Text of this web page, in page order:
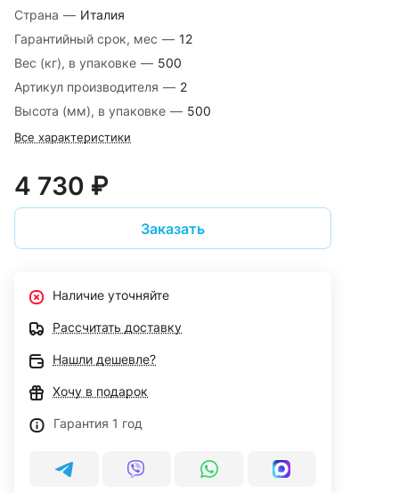
Страна — Италия
Гарантийный срок, мес — 12
Вес (кг), в упаковке — 500
Артикул производителя — 2
Высота (мм), в упаковке — 500
Все характеристики
4 730 ₽
Заказать
Наличие уточняйте
Рассчитать доставку
Нашли дешевле?
Хочу в подарок
Гарантия 1 год